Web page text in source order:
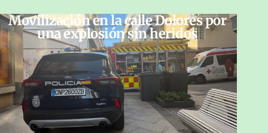
Movilización en la calle Dolores por
una explosión sin heridos